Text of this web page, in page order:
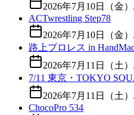
2026年7月10日（金）
ACTwrestling Step78
2026年7月10日（金）
路上プロレス in
2026年7月11日（土）
7/11 東京・TOKYO
2026年7月11日（土）
ChocoPro 534